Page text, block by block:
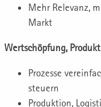
Mehr Relevanz,
Markt
Wertschöpfung,
Prozesse
steuern
Produktion,